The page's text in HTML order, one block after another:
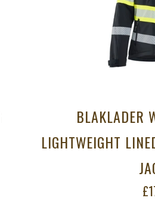
BLAKLADER
LIGHTWEIGHT